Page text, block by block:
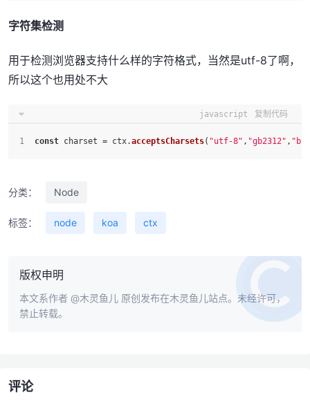
字符集检测
用于检测浏览器支持什么样的字符格式，当然是utf-8了啊，
所以这个也用处不大
javascript 复制代码
const charset = ctx.acceptsCharsets( "utf-8" , "gb2312" ,
分类： Node
标签： node koa ctx
版权申明
本文系作者 @木灵鱼儿 原创发布在木灵鱼儿站点。未经许可，
禁止转载。
评论